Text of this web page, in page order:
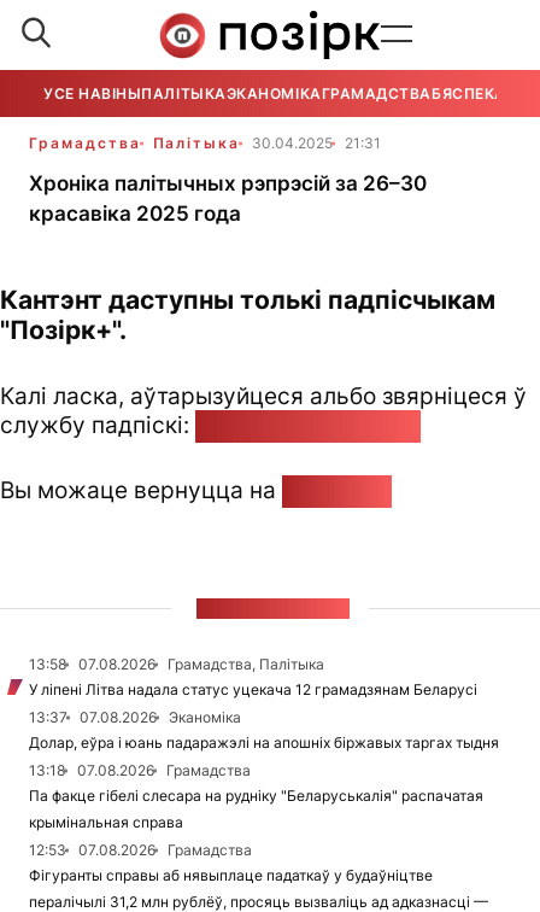
УСЕ НАВІНЫПАЛІТЫКАЭКАНОМІКАГРАМАДСТВАБЯСПЕКА
Грамадства Палітыка 30.04.2025 21:31
Хроніка палітычных рэпрэсій за 26–30
красавіка 2025 года
Кантэнт даступны толькі падпісчыкам
"Позірк+".
Калі ласка, аўтарызуйцеся альбо звярніцеся ў
службу падпіскі:
Вы можаце вернуцца на
13:58 07.08.2026
Грамадства, Палітыка
У ліпені Літва надала статус уцекача 12 грамадзянам Беларусі
13:37
07.08.2026
Эканоміка
Долар, еўра і юань падаражэлі на апошніх біржавых таргах тыдня
13:18
07.08.2026
Грамадства
Па факце гібелі слесара на рудніку "Беларуськалія" распачатая
крымінальная справа
12:53
07.08.2026
Грамадства
Фігуранты справы аб нявыплаце падаткаў у будаўніцтве
пералічылі 31,2 млн рублёў, просяць вызваліць ад адказнасці —